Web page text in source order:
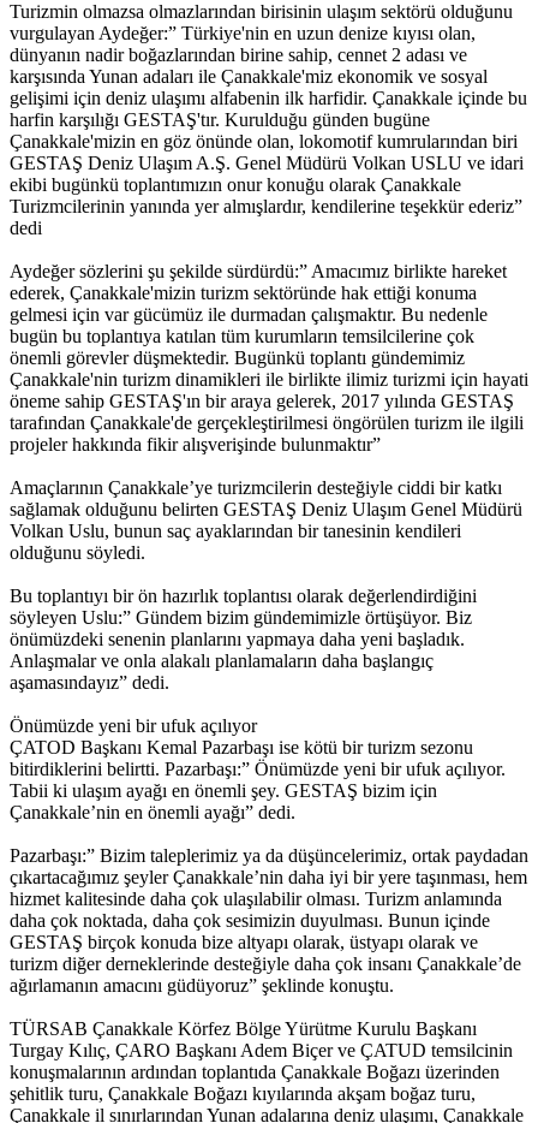
Turizmin olmazsa olmazlarından birisinin ulaşım sektörü olduğunu
vurgulayan Aydeğer:” Türkiye'nin en uzun denize kıyısı olan,
dünyanın nadir boğazlarından birine sahip, cennet 2 adası ve
karşısında Yunan adaları ile Çanakkale'miz ekonomik ve sosyal
gelişimi için deniz ulaşımı alfabenin ilk harfidir. Çanakkale içinde bu
harfin karşılığı GESTAŞ'tır. Kurulduğu günden bugüne
Çanakkale'mizin en göz önünde olan, lokomotif kumrularından biri
GESTAŞ Deniz Ulaşım A.Ş. Genel Müdürü Volkan USLU ve idari
ekibi bugünkü toplantımızın onur konuğu olarak Çanakkale
Turizmcilerinin yanında yer almışlardır, kendilerine teşekkür ederiz”
dedi
Aydeğer sözlerini şu şekilde sürdürdü:” Amacımız birlikte hareket
ederek, Çanakkale'mizin turizm sektöründe hak ettiği konuma
gelmesi için var gücümüz ile durmadan çalışmaktır. Bu nedenle
bugün bu toplantıya katılan tüm kurumların temsilcilerine çok
önemli görevler düşmektedir. Bugünkü toplantı gündemimiz
Çanakkale'nin turizm dinamikleri ile birlikte ilimiz turizmi için hayati
öneme sahip GESTAŞ'ın bir araya gelerek, 2017 yılında GESTAŞ
tarafından Çanakkale'de gerçekleştirilmesi öngörülen turizm ile ilgili
projeler hakkında fikir alışverişinde bulunmaktır”
Amaçlarının Çanakkale’ye turizmcilerin desteğiyle ciddi bir katkı
sağlamak olduğunu belirten GESTAŞ Deniz Ulaşım Genel Müdürü
Volkan Uslu, bunun saç ayaklarından bir tanesinin kendileri
olduğunu söyledi.
Bu toplantıyı bir ön hazırlık toplantısı olarak değerlendirdiğini
söyleyen Uslu:” Gündem bizim gündemimizle örtüşüyor. Biz
önümüzdeki senenin planlarını yapmaya daha yeni başladık.
Anlaşmalar ve onla alakalı planlamaların daha başlangıç
aşamasındayız” dedi.
Önümüzde yeni bir ufuk açılıyor
ÇATOD Başkanı Kemal Pazarbaşı ise kötü bir turizm sezonu
bitirdiklerini belirtti. Pazarbaşı:” Önümüzde yeni bir ufuk açılıyor.
Tabii ki ulaşım ayağı en önemli şey. GESTAŞ bizim için
Çanakkale’nin en önemli ayağı” dedi.
Pazarbaşı:” Bizim taleplerimiz ya da düşüncelerimiz, ortak paydadan
çıkartacağımız şeyler Çanakkale’nin daha iyi bir yere taşınması, hem
hizmet kalitesinde daha çok ulaşılabilir olması. Turizm anlamında
daha çok noktada, daha çok sesimizin duyulması. Bunun içinde
GESTAŞ birçok konuda bize altyapı olarak, üstyapı olarak ve
turizm diğer derneklerinde desteğiyle daha çok insanı Çanakkale’de
ağırlamanın amacını güdüyoruz” şeklinde konuştu.
TÜRSAB Çanakkale Körfez Bölge Yürütme Kurulu Başkanı
Turgay Kılıç, ÇARO Başkanı Adem Biçer ve ÇATUD temsilcinin
konuşmalarının ardından toplantıda Çanakkale Boğazı üzerinden
şehitlik turu, Çanakkale Boğazı kıyılarında akşam boğaz turu,
Çanakkale il sınırlarından Yunan adalarına deniz ulaşımı, Çanakkale